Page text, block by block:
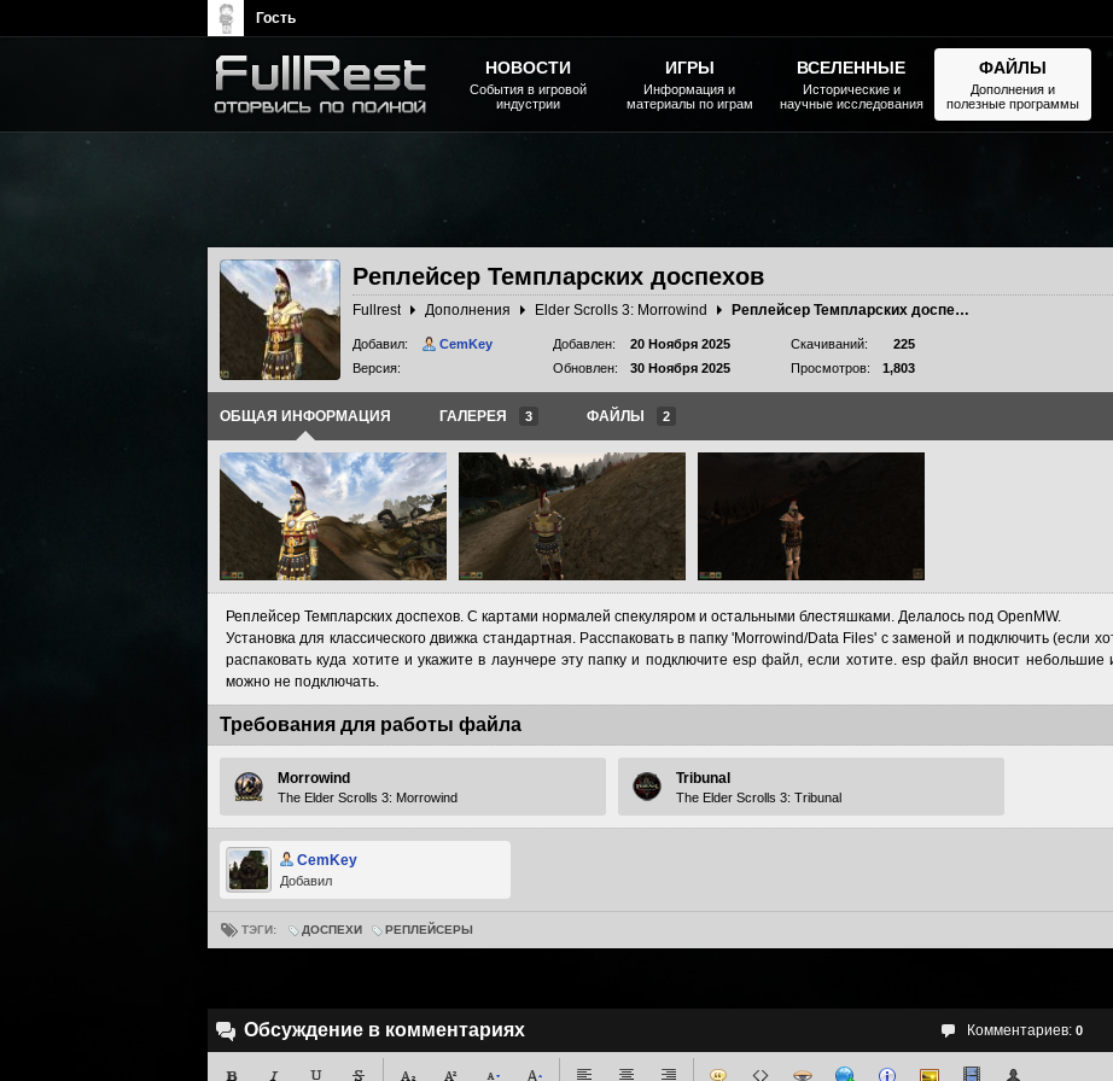
Реплейсер Темпларских доспехов
Fullrest Дополнения Elder Scrolls 3: Morrowind Реплейсер Темпларских доспехов
Добавил:
CemKey
Версия:
Добавлен:
20 Ноября 2025
Обновлен:
30 Ноября 2025
Скачиваний:
225
Просмотров:
1,803
ОБЩАЯ ИНФОРМАЦИЯ ГАЛЕРЕЯ 3 ФАЙЛЫ 2
Реплейсер Темпларских доспехов. С картами нормалей спекуляром и остальными блестяшками. Делалось под OpenMW.
Установка для классического движка стандартная. Расспаковать в папку 'Morrowind/Data Files' с заменой и подключить (если
распаковать куда хотите и укажите в лаунчере эту папку и подключите esp файл, если хотите. esp файл вносит небольшие
можно не подключать.
Требования для работы файла
Morrowind
The Elder Scrolls 3: Morrowind
Tribunal
The Elder Scrolls 3: Tribunal
CemKey
Добавил
ТЭГИ: ДОСПЕХИ РЕПЛЕЙСЕРЫ
Комментариев: 0
Обсуждение в комментариях
НОВОСТИ
События в игровой
индустрии
ИГРЫ
Информация и
материалы по играм
ВСЕЛЕННЫЕ
Исторические и
научные исследования
ФАЙЛЫ
Дополнения и
полезные программы
Гость